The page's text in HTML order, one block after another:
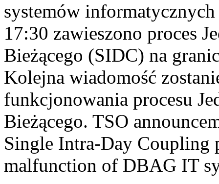
systemów
17:30 zawieszono proces
Bieżącego (SIDC) na
Kolejna wiadomość
funkcjonowania procesu
Bieżącego. TSO
Single Intra-Day Coupling
malfunction of DBAG IT